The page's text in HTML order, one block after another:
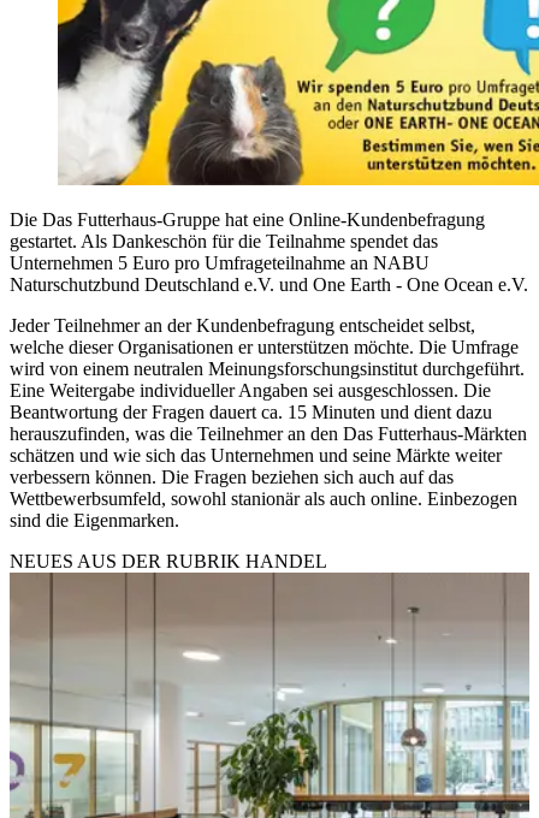
Die Das Futterhaus-Gruppe hat eine Online-Kundenbefragung
gestartet. Als Dankeschön für die Teilnahme spendet das
Unternehmen 5 Euro pro Umfrageteilnahme an NABU
Naturschutzbund Deutschland e.V. und One Earth - One Ocean e.V.
Jeder Teilnehmer an der Kundenbefragung entscheidet selbst,
welche dieser Organisationen er unterstützen möchte. Die Umfrage
wird von einem neutralen Meinungsforschungsinstitut durchgeführt.
Eine Weitergabe individueller Angaben sei ausgeschlossen. Die
Beantwortung der Fragen dauert ca. 15 Minuten und dient dazu
herauszufinden, was die Teilnehmer an den Das Futterhaus-Märkten
schätzen und wie sich das Unternehmen und seine Märkte weiter
verbessern können. Die Fragen beziehen sich auch auf das
Wettbewerbsumfeld, sowohl stanionär als auch online. Einbezogen
sind die Eigenmarken.
NEUES AUS DER RUBRIK HANDEL